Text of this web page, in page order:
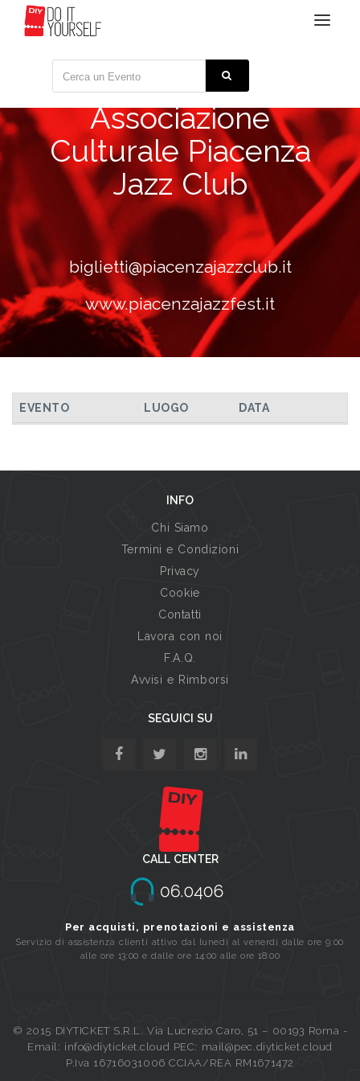
Toggle
Associazione
Culturale Piacenza
Jazz Club
biglietti@piacenzajazzclub.it
www.piacenzajazzfest.it
TUTTI GLI EVENTI
EVENTO LUOGO DATA
INFO
Chi Siamo
Termini e Condizioni
Privacy
Cookie
Contatti
Lavora con noi
F.A.Q.
Avvisi e Rimborsi
SEGUICI SU
CALL CENTER
Per acquisti, prenotazioni e assistenza
Servizio di assistenza clienti attivo dal lunedi al venerdi dalle ore 9:00
alle ore 13:00 e dalle ore 14:00 alle ore 18:00
© 2015 DIYTICKET S.R.L. Via Lucrezio Caro, 51 – 00193 Roma -
Email: info@diyticket.cloud PEC: mail@pec.diyticket.cloud
P.Iva 16716031006 CCIAA/REA RM1671472